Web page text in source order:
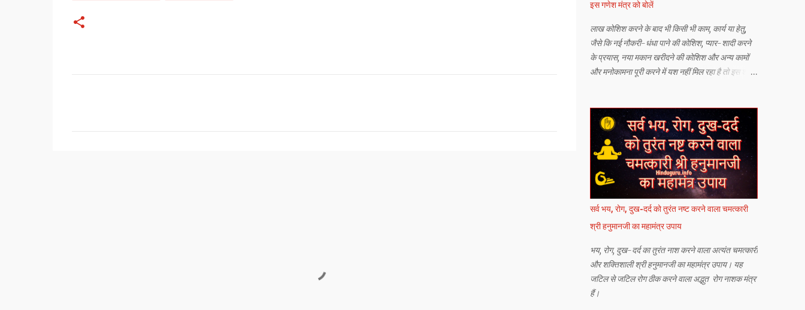
इस गणेश मंत्र को बोलें
लाख कोशिश करने के बाद भी किसी भी काम, कार्य या हेतु,
जैसे कि नई नौकरी-धंधा पाने की कोशिश, प्यार-शादी करने
के प्रयास, नया मकान खरीदने की कोशिश और अन्य कामों
और मनोकामना पूरी करने में यश नहीं मिल रहा है तो इस श्री
सर्व भय, रोग, दुख-दर्द को तुरंत नष्ट करने वाला चमत्कारी
श्री हनुमानजी का महामंत्र उपाय
भय, रोग, दुख-दर्द का तुरंत नाश करने वाला अत्यंत चमत्कारी
और शक्तिशाली श्री हनुमानजी का महामंत्र उपाय। यह
जटिल से जटिल रोग ठीक करने वाला अद्भुत रोग नाशक मंत्र
हैं।